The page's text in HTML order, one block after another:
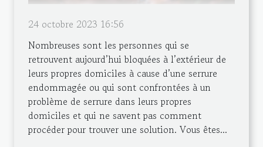
24 octobre 2023 16:56
Nombreuses sont les personnes qui se
retrouvent aujourd’hui bloquées à l’extérieur de
leurs propres domiciles à cause d’une serrure
endommagée ou qui sont confrontées à un
problème de serrure dans leurs propres
domiciles et qui ne savent pas comment
procéder pour trouver une solution. Vous êtes...